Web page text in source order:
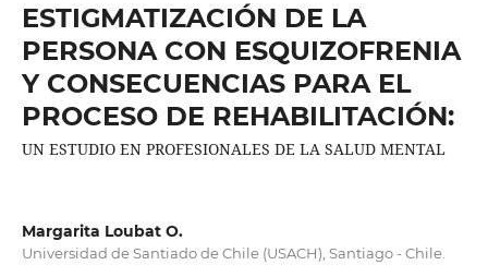
ESTIGMATIZACIÓN DE LA
PERSONA CON ESQUIZOFRENIA
Y CONSECUENCIAS PARA EL
PROCESO DE REHABILITACIÓN:
UN ESTUDIO EN PROFESIONALES DE LA SALUD MENTAL
Margarita Loubat O.
Universidad de Santiado de Chile (USACH), Santiago - Chile.